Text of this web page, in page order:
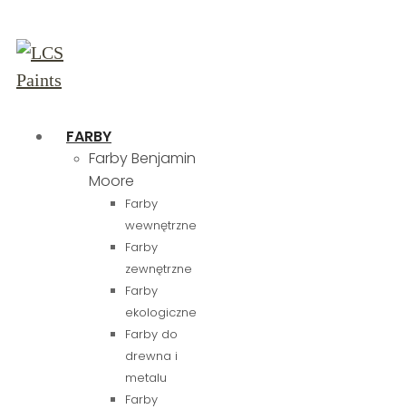
FARBY
Farby Benjamin
Moore
Farby
wewnętrzne
Farby
zewnętrzne
Farby
ekologiczne
Farby do
drewna i
metalu
Farby